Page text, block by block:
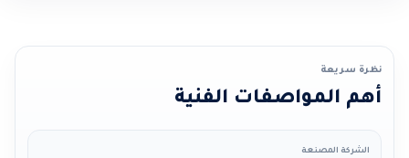
نظرة سريعة
أهم المواصفات الفنية
الشركة المصنعة